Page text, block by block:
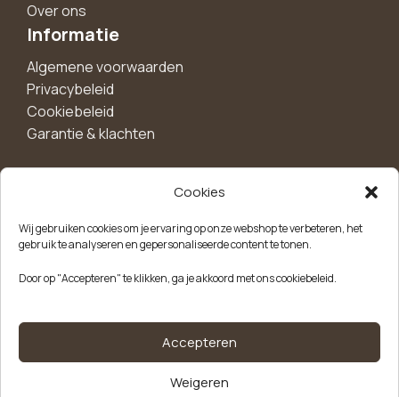
Cookies
Wij gebruiken cookies om je ervaring op onze webshop te verbeteren, het
gebruik te analyseren en gepersonaliseerde content te tonen.
Door op "Accepteren" te klikken, ga je akkoord met ons cookiebeleid.
Accepteren
Weigeren
Over ons
Informatie
Algemene voorwaarden
Privacybeleid
Cookiebeleid
Garantie & klachten
korting!
aanbiedingen, nieuwe producten en handige tips.
Kvk-nummer: 85504947Btw-nummer: NL863646165B01